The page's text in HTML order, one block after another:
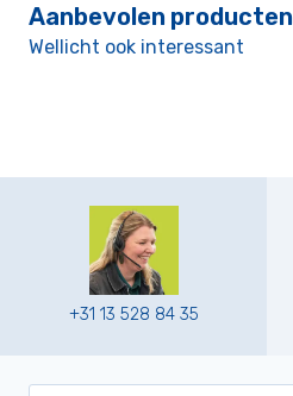
Aanbevolen producten
Wellicht ook interessant
+31 13 528 84 35